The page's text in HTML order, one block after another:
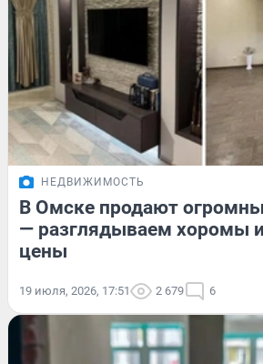
НЕДВИЖИМОСТЬ
В Омске продают
— разглядываем хоромы
цены
19 июля, 2026, 17:51 2 679 6